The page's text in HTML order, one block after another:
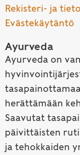
Rekisteri- ja
Evästekäytäntö
Ayurveda
Ayurveda on
herättämään
Saavutat
päivittäisten
ja tehokkaiden